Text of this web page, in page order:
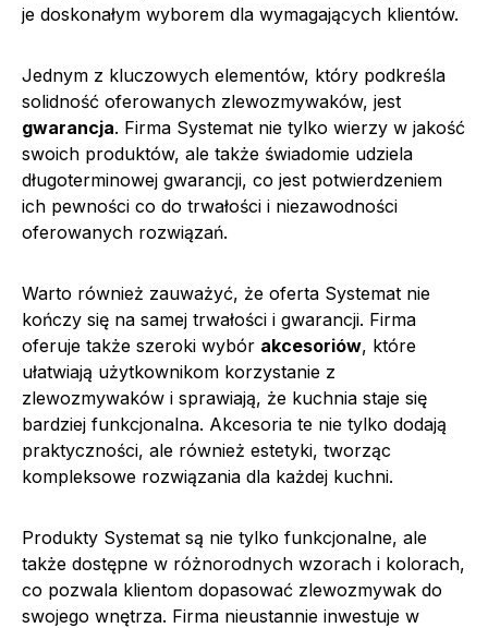
je doskonałym wyborem dla wymagających klientów.
Jednym z kluczowych elementów, który podkreśla
solidność oferowanych zlewozmywaków, jest
gwarancja. Firma Systemat nie tylko wierzy w jakość
swoich produktów, ale także świadomie udziela
długoterminowej gwarancji, co jest potwierdzeniem
ich pewności co do trwałości i niezawodności
oferowanych rozwiązań.
Warto również zauważyć, że oferta Systemat nie
kończy się na samej trwałości i gwarancji. Firma
oferuje także szeroki wybór akcesoriów, które
ułatwiają użytkownikom korzystanie z
zlewozmywaków i sprawiają, że kuchnia staje się
bardziej funkcjonalna. Akcesoria te nie tylko dodają
praktyczności, ale również estetyki, tworząc
kompleksowe rozwiązania dla każdej kuchni.
Produkty Systemat są nie tylko funkcjonalne, ale
także dostępne w różnorodnych wzorach i kolorach,
co pozwala klientom dopasować zlewozmywak do
swojego wnętrza. Firma nieustannie inwestuje w